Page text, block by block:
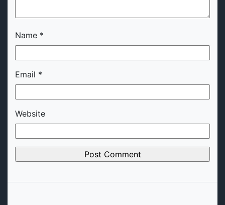
Name *
Email *
Website